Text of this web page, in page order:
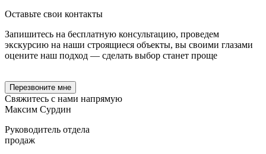
Оставьте свои контакты
Запишитесь на бесплатную консультацию, проведем
экскурсию на наши строящиеся объекты, вы своими глазами
оцените наш подход — сделать выбор станет проще
Перезвоните мне
Свяжитесь с нами напрямую
Максим Сурдин
Руководитель отдела
продаж